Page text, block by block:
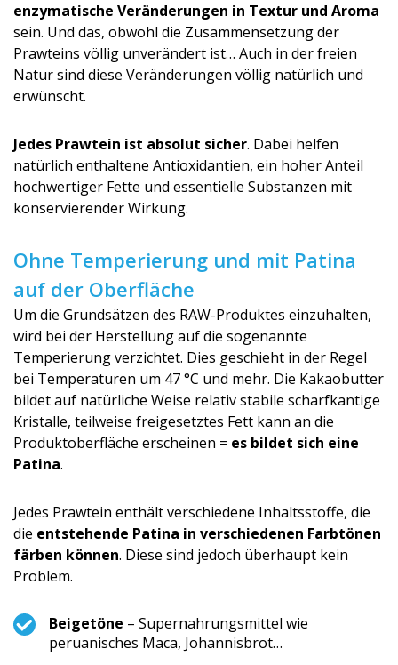
enzymatische Veränderungen in Textur und Aroma
sein. Und das, obwohl die Zusammensetzung der
Prawteins völlig unverändert ist… Auch in der freien
Natur sind diese Veränderungen völlig natürlich und
erwünscht.
Jedes Prawtein ist absolut sicher. Dabei helfen
natürlich enthaltene Antioxidantien, ein hoher Anteil
hochwertiger Fette und essentielle Substanzen mit
konservierender Wirkung.
Ohne Temperierung und mit Patina
auf der Oberfläche
Um die Grundsätzen des RAW-Produktes einzuhalten,
wird bei der Herstellung auf die sogenannte
Temperierung verzichtet. Dies geschieht in der Regel
bei Temperaturen um 47 °C und mehr. Die Kakaobutter
bildet auf natürliche Weise relativ stabile scharfkantige
Kristalle, teilweise freigesetztes Fett kann an die
Produktoberfläche erscheinen = es bildet sich eine
Patina.
Jedes Prawtein enthält verschiedene Inhaltsstoffe, die
die entstehende Patina in verschiedenen Farbtönen
färben können. Diese sind jedoch überhaupt kein
Problem.
Beigetöne – Supernahrungsmittel wie
peruanisches Maca, Johannisbrot…